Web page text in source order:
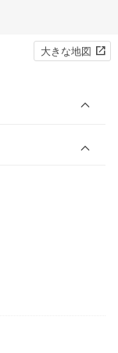
大きな地図